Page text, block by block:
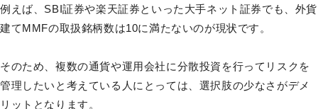
例えば、SBI証券や楽天証券といった大手ネット証券でも、外貨
建てMMFの取扱銘柄数は10に満たないのが現状です。
そのため、複数の通貨や運用会社に分散投資を行ってリスクを
管理したいと考えている人にとっては、選択肢の少なさがデメ
リットとなります。